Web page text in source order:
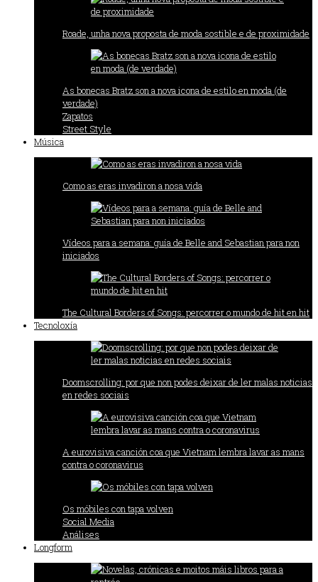
Roade, unha nova proposta de moda sostible e de proximidade
As bonecas Bratz son a nova icona de estilo en moda (de
verdade)
Zapatos
Street Style
Música
Como as eras invadiron a nosa vida
Vídeos para a semana: guía de Belle and Sebastian para non
iniciados
The Cultural Borders of Songs: percorrer o mundo de hit en hit
Tecnoloxía
Doomscrolling: por que non podes deixar de ler malas noticias
en redes sociais
A eurovisiva canción coa que Vietnam lembra lavar as mans
contra o coronavirus
Os móbiles con tapa volven
Social Media
Análises
Longform